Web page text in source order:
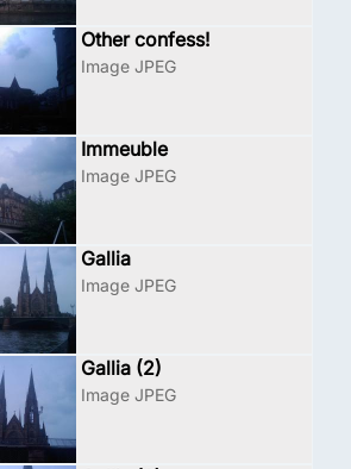
Other confess!
Image JPEG
Immeuble
Image JPEG
Gallia
Image JPEG
Gallia (2)
Image JPEG